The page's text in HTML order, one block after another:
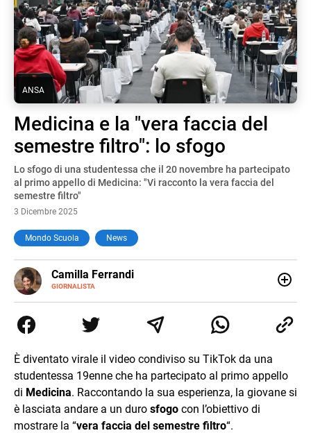
ANSA
Medicina e la "vera faccia del
semestre filtro": lo sfogo
Lo sfogo di una studentessa che il 20 novembre ha partecipato
al primo appello di Medicina: "Vi racconto la vera faccia del
semestre filtro"
3 Dicembre 2025
Mondo Scuola News
Camilla Ferrandi
GIORNALISTA
E-
MAIL
LINKEDIN
di trasformare la passione per la scrittura in un lavoro, e
da lì non mi sono più fermata. L’attualità è il mio pane
mente.
È diventato virale il video condiviso su TikTok da una
studentessa 19enne che ha partecipato al primo appello
di Medicina. Raccontando la sua esperienza, la giovane si
è lasciata andare a un duro sfogo con l’obiettivo di
mostrare la “vera faccia del semestre filtro“.